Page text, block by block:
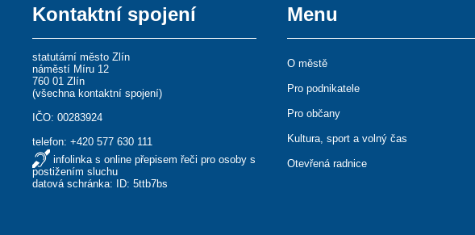
Kontaktní spojení
statutární město Zlín
náměstí Míru 12
760 01 Zlín
(všechna kontaktní spojení)
IČO: 00283924
telefon:+420 577 630 111
infolinka s online přepisem řeči pro osoby s
postižením sluchu
datová schránka: ID: 5ttb7bs
Menu
O městě
Pro podnikatele
Pro občany
Kultura, sport a volný čas
Otevřená radnice